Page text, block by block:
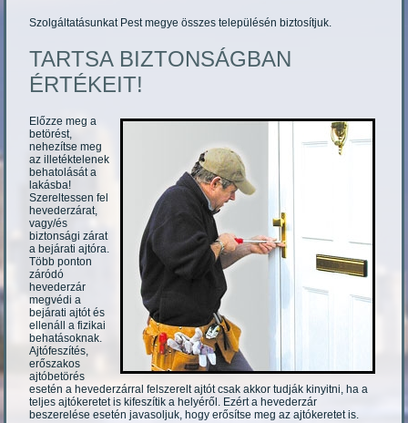
Szolgáltatásunkat Pest megye összes településén biztosítjuk.
TARTSA BIZTONSÁGBAN
ÉRTÉKEIT!
Előzze meg a
betörést,
nehezítse meg
az illetéktelenek
behatolását a
lakásba!
Szereltessen fel
hevederzárat,
vagy/és
biztonsági zárat
a bejárati ajtóra.
Több ponton
záródó
hevederzár
megvédi a
bejárati ajtót és
ellenáll a fizikai
behatásoknak.
Ajtófeszítés,
erőszakos
ajtóbetörés
esetén a hevederzárral felszerelt ajtót csak akkor tudják kinyitni, ha a
teljes ajtókeretet is kifeszítik a helyéről. Ezért a hevederzár
beszerelése esetén javasoljuk, hogy erősítse meg az ajtókeretet is.